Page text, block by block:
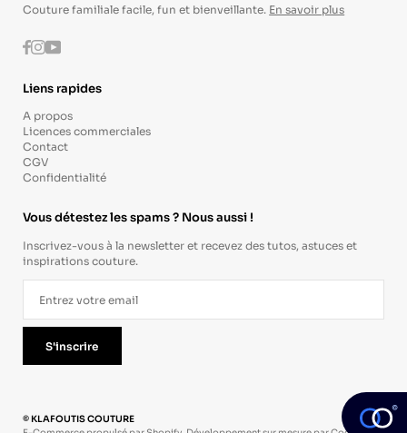
Couture familiale facile, fun et bienveillante. En savoir plus
Facebook
Instagram
Youtube
Liens rapides
A propos
Licences commerciales
Contact
CGV
Confidentialité
Vous détestez les spams ? Nous aussi !
Inscrivez-vous à la newsletter et recevez des tutos, astuces et
inspirations couture.
S'inscrire
© KLAFOUTIS COUTURE